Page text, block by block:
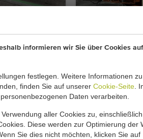
informieren wir Sie über Cookies
festlegen. Weitere Informationen
finden Sie auf unserer Cookie-Seite .
Daten verarbeiten.
aller Cookies zu, einschließlich
Diese werden zur Optimierung der
Sie dies nicht möchten, klicken Sie auf
18 Meter x
Hinzufügen
Javo Super
erweitertes